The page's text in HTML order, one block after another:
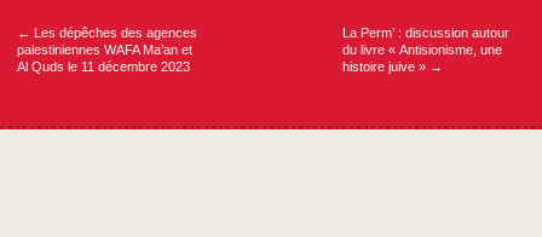
← Les dépêches des agences
palestiniennes WAFA Ma’an et
Al Quds le 11 décembre 2023
La Perm’ : discussion autour
du livre « Antisionisme, une
histoire juive » →